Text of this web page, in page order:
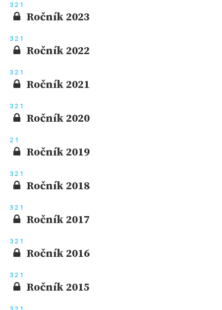
3 2 1
Ročník 2023
3 2 1
Ročník 2022
3 2 1
Ročník 2021
3 2 1
Ročník 2020
2 1
Ročník 2019
3 2 1
Ročník 2018
3 2 1
Ročník 2017
3 2 1
Ročník 2016
3 2 1
Ročník 2015